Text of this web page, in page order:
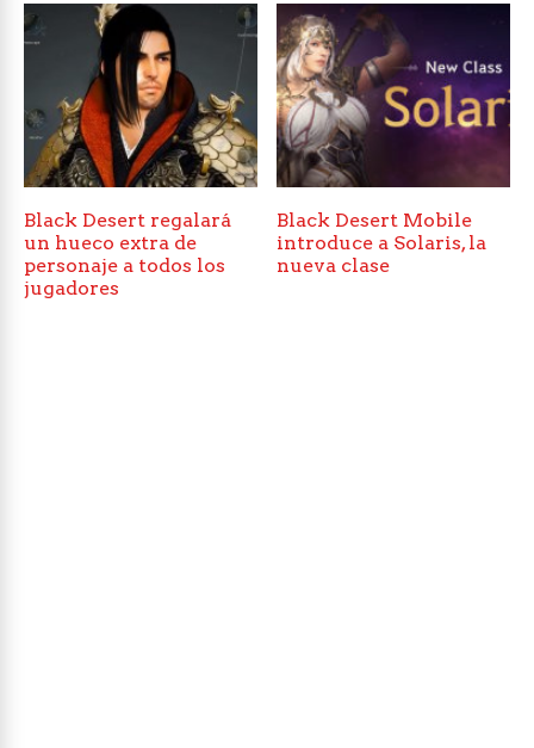
Black Desert regalará
un hueco extra de
personaje a todos los
jugadores
Black Desert Mobile
introduce a Solaris, la
nueva clase